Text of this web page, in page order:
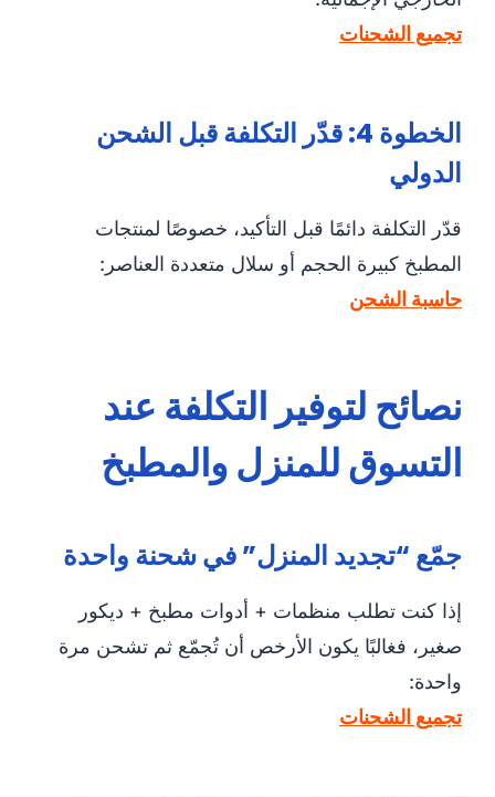
تجميع الشحنات
الخطوة 4: قدّر التكلفة قبل الشحن
الدولي
قدّر التكلفة دائمًا قبل التأكيد، خصوصًا لمنتجات
المطبخ كبيرة الحجم أو سلال متعددة العناصر:
حاسبة الشحن
نصائح لتوفير التكلفة عند
التسوق للمنزل والمطبخ
جمّع “تجديد المنزل” في شحنة واحدة
إذا كنت تطلب منظمات + أدوات مطبخ + ديكور
صغير، فغالبًا يكون الأرخص أن تُجمّع ثم تشحن مرة
واحدة:
تجميع الشحنات